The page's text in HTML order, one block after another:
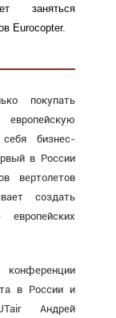
заняться
Eurocopter.
покупать
бизнес-
в России
вертолетов
создать
в России и
Андрей